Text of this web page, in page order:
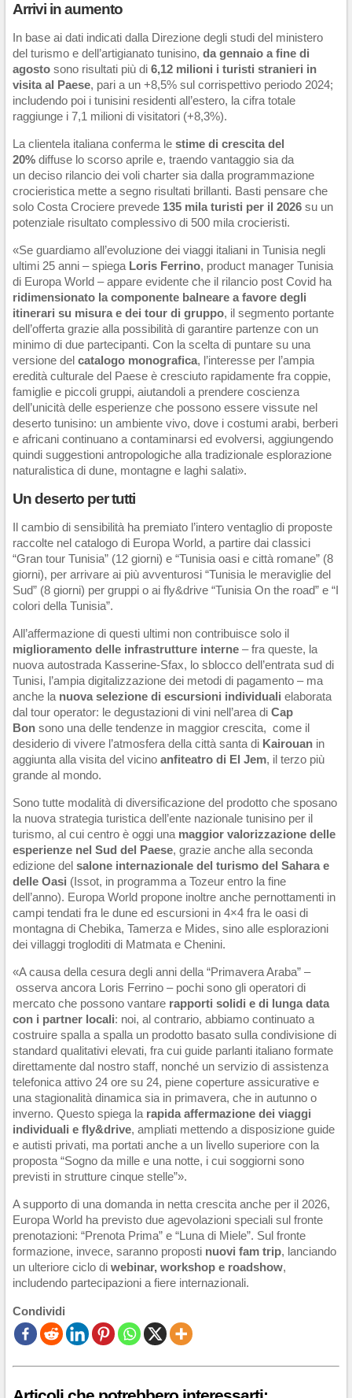
Arrivi in aumento
In base ai dati indicati dalla Direzione degli studi del ministero
del turismo e dell’artigianato tunisino, da gennaio a fine di
agostosono risultati più di 6,12 milioni i turisti stranieri in
visita al Paese, pari a un +8,5% sul corrispettivo periodo 2024;
includendo poi i tunisini residenti all’estero, la cifra totale
raggiunge i 7,1 milioni di visitatori (+8,3%).
La clientela italiana conferma lestime di crescita del
20% diffuse lo scorso aprile e, traendo vantaggio sia da
un deciso rilancio dei voli charter sia dalla programmazione
crocieristica mette a segno risultati brillanti. Basti pensare che
solo Costa Crociere prevede 135 mila turisti per il 2026su un
potenziale risultato complessivo di 500 mila crocieristi.
«Se guardiamo all’evoluzione dei viaggi italiani in Tunisia negli
ultimi 25 anni – spiega Loris Ferrino, product manager Tunisia
di Europa World – appare evidente che il rilancio post Covid ha
ridimensionato la componente balneare a favore degli
itinerari su misura e dei tour di gruppo, il segmento portante
dell’offerta grazie alla possibilità di garantire partenze con un
minimo di due partecipanti. Con la scelta di puntare su una
versione del catalogo monografica, l’interesse per l’ampia
eredità culturale del Paese è cresciuto rapidamente fra coppie,
famiglie e piccoli gruppi, aiutandoli a prendere coscienza
dell’unicità delle esperienze che possono essere vissute nel
deserto tunisino: un ambiente vivo, dove i costumi arabi, berberi
e africani continuano a contaminarsi ed evolversi, aggiungendo
quindi suggestioni antropologiche alla tradizionale esplorazione
naturalistica di dune, montagne e laghi salati».
Un deserto per tutti
Il cambio di sensibilità ha premiato l’intero ventaglio di proposte
raccolte nel catalogo di Europa World, a partire dai classici
“Gran tour Tunisia” (12 giorni) e “Tunisia oasi e città romane” (8
giorni), per arrivare ai più avventurosi “Tunisia le meraviglie del
Sud” (8 giorni) per gruppi o ai fly&drive “Tunisia On the road” e “I
colori della Tunisia”.
All’affermazione di questi ultimi non contribuisce solo il
miglioramento delle infrastrutture interne – fra queste, la
nuova autostrada Kasserine-Sfax, lo sblocco dell’entrata sud di
Tunisi, l’ampia digitalizzazione dei metodi di pagamento – ma
anche la nuova selezione di escursioni individuali elaborata
dal tour operator: le degustazioni di vini nell’area di Cap
Bonsono una delle tendenze in maggior crescita, come il
desiderio di vivere l’atmosfera della città santa di Kairouanin
aggiunta alla visita del vicino anfiteatro di El Jem, il terzo più
grande al mondo.
Sono tutte modalità di diversificazione del prodotto che sposano
la nuova strategia turistica dell’ente nazionale tunisino per il
turismo, al cui centro è oggi unamaggior valorizzazione delle
esperienze nel Sud del Paese, grazie anche alla seconda
edizione del salone internazionale del turismo del Sahara e
delle Oasi (Issot, in programma a Tozeur entro la fine
dell’anno). Europa World propone inoltre anche pernottamenti in
campi tendati fra le dune ed escursioni in 4×4 fra le oasi di
montagna di Chebika, Tamerza e Mides, sino alle esplorazioni
dei villaggi trogloditi di Matmata e Chenini.
«A causa della cesura degli anni della “Primavera Araba” –
osserva ancora Loris Ferrino – pochi sono gli operatori di
mercato che possono vantare rapporti solidi e di lunga data
con i partner locali: noi, al contrario, abbiamo continuato a
costruire spalla a spalla un prodotto basato sulla condivisione di
standard qualitativi elevati, fra cui guide parlanti italiano formate
direttamente dal nostro staff, nonché un servizio di assistenza
telefonica attivo 24 ore su 24, piene coperture assicurative e
una stagionalità dinamica sia in primavera, che in autunno o
inverno. Questo spiega larapida affermazione dei viaggi
individuali e fly&drive, ampliati mettendo a disposizione guide
e autisti privati, ma portati anche a un livello superiore con la
proposta “Sogno da mille e una notte, i cui soggiorni sono
previsti in strutture cinque stelle”».
A supporto di una domanda in netta crescita anche per il 2026,
Europa World ha previsto due agevolazioni speciali sul fronte
prenotazioni: “Prenota Prima” e “Luna di Miele”. Sul fronte
formazione, invece, saranno proposti nuovi fam trip, lanciando
un ulteriore ciclo diwebinar, workshop e roadshow,
includendo partecipazioni a fiere internazionali.
Condividi